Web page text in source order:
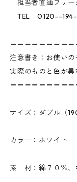
担当者直通フリー
TEL 0120--194-
＝＝＝＝＝＝＝＝
注意書き：お使いの
実際のものと色が異
＝＝＝＝＝＝＝＝
サイズ：ダブル（
カラー：ホワイト
素 材：綿７０％、